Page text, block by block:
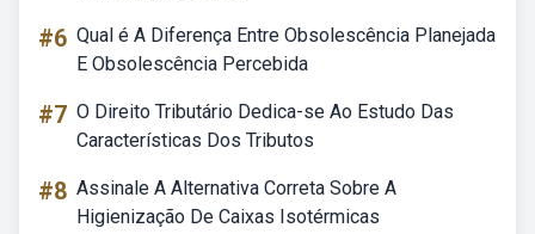
#6 Qual é A Diferença Entre Obsolescência Planejada
E Obsolescência Percebida
#7 O Direito Tributário Dedica-se Ao Estudo Das
Características Dos Tributos
#8 Assinale A Alternativa Correta Sobre A
Higienização De Caixas Isotérmicas